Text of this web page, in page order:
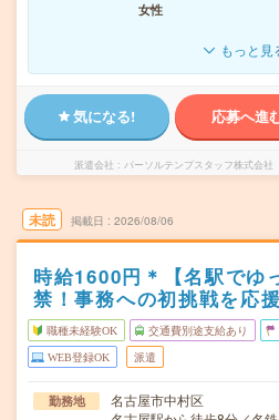
女性
もっと見
気になる! 応募へ進
派遣会社 パーソルテンプスタッフ株式会
未読 掲載日 2026/08/06
時給1600円＊【名駅でゆ
禁！事務への初挑戦を応
職種未経験OK 交通費別途支給あり
WEB登録OK 派遣
勤務地
名古屋市中村区